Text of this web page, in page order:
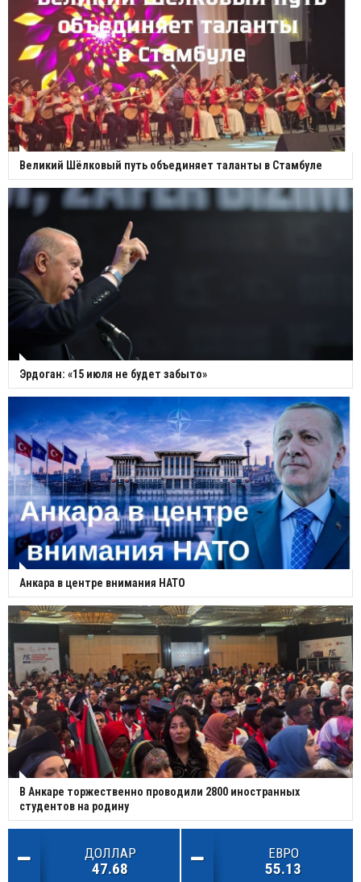
Великий Шёлковый путь объединяет таланты в Стамбуле
Эрдоган: «15 июля не будет забыто»
Анкара в центре внимания НАТО
В Анкаре торжественно проводили 2800 иностранных
студентов на родину
ДОЛЛАР
47.68
ЕВРО
55.13